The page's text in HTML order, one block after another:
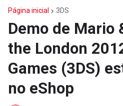
Página inicial 3DS
Demo de Mario
the London
Games (3DS)
no eShop